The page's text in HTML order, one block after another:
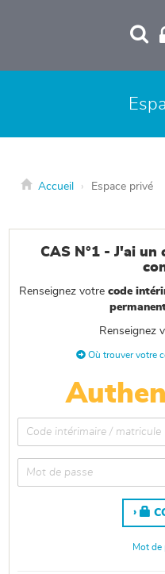
Accueil Espace privé
CAS N°1 - J'ai un
Renseignez votre code
Renseignez
 Où trouver votre
Mot de